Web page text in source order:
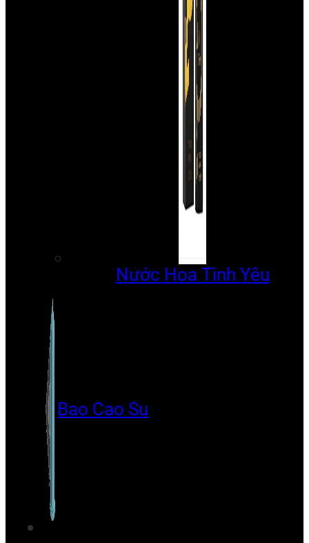
Nước Hoa Tình Yêu
Bao Cao Su